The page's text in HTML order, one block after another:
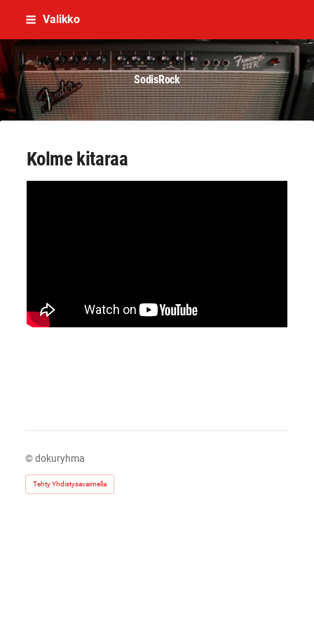
Siirry
sisältöön
Valikko
SodisRock
Kolme kitaraa
©dokuryhma
Tehty Yhdistysavaimella